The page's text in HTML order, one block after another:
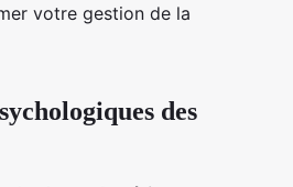
votre gestion de la
des